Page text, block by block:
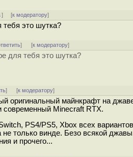
] [к модератору]
это шутка?
] [к модератору]
для тебя это шутка?
] [к модератору]
оригинальный майнкрафт на
Minecraft RTX.
PS4/PS5, Xbox всех
только винде. Безо всякой
и прочего...